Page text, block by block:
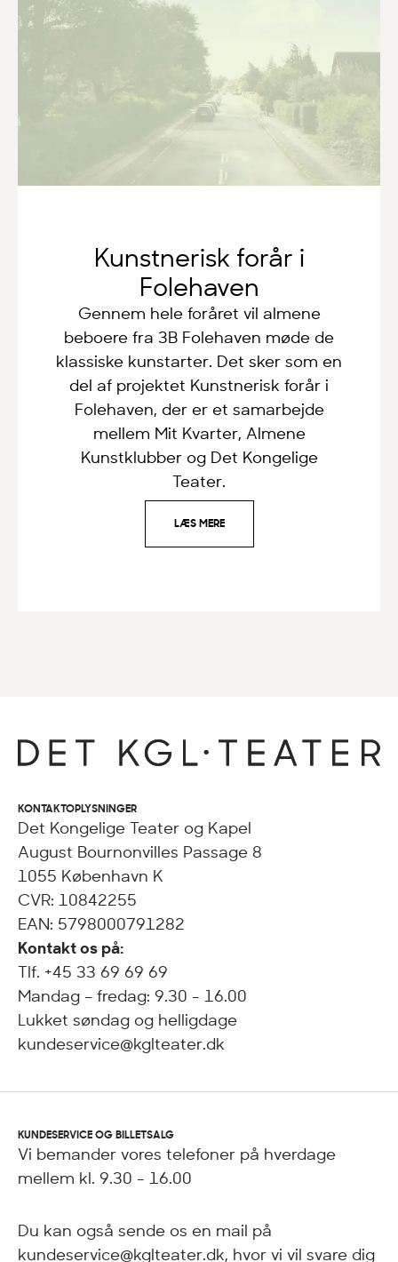
Kunstnerisk forår i
Folehaven
Gennem hele foråret vil almene
beboere fra 3B Folehaven møde de
klassiske kunstarter. Det sker som en
del af projektet Kunstnerisk forår i
Folehaven, der er et samarbejde
mellem Mit Kvarter, Almene
Kunstklubber og Det Kongelige
Teater.
LÆS MERE
KONTAKTOPLYSNINGER
Det Kongelige Teater og Kapel
August Bournonvilles Passage 8
1055 København K
CVR: 10842255
EAN: 5798000791282
Kontakt os på:
Tlf. +45 33 69 69 69
Mandag – fredag: 9.30 - 16.00
Lukket søndag og helligdage
kundeservice@kglteater.dk
KUNDESERVICE OG BILLETSALG
Vi bemander vores telefoner på hverdage
mellem kl. 9.30 - 16.00
Du kan også sende os en mail på
kundeservice@kglteater.dk, hvor vi vil svare dig